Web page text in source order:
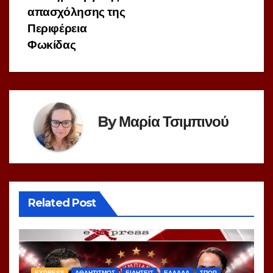
απασχόλησης της
Περιφέρεια
Φωκίδας
ByΜαρία Τσιμπινού
Related Post